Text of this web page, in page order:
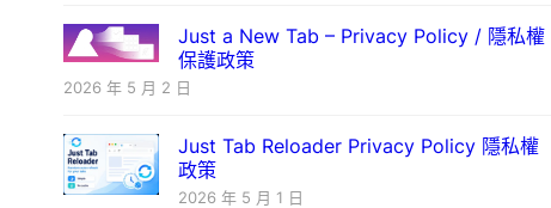
Just a New Tab – Privacy Policy / 隱私權
保護政策
2026 年 5 月 2 日
Just Tab Reloader Privacy Policy 隱私權
政策
2026 年 5 月 1 日